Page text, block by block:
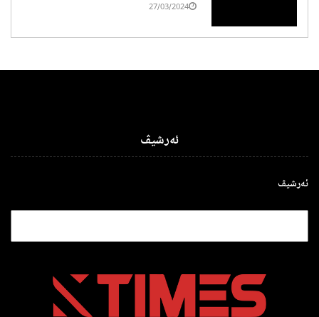
27/03/2024
ئەرشیڤ
ئەرشیڤ